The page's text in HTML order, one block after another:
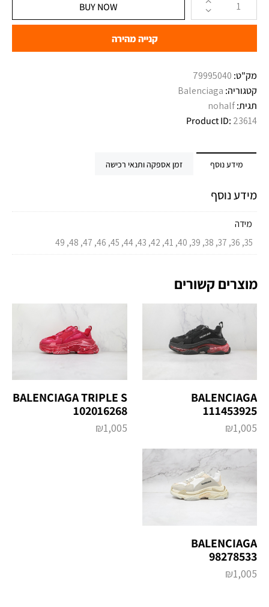
BUY NOW
קנייה מהירה
מק"ט: 79995040
קטגוריה: Balenciaga
תגית:nohalf
Product ID: 23614
מידע נוסף זמן אספקה ותנאי רכישה
מידע נוסף
מידה
35, 36, 37, 38, 39, 40, 41, 42, 43, 44, 45, 46, 47, 48, 49
מוצרים קשורים
BALENCIAGA
111453925
₪1,005
BALENCIAGA TRIPLE S
102016268
₪1,005
BALENCIAGA
98278533
₪1,005